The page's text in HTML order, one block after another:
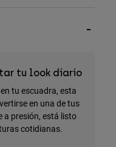
tu look diario
tu escuadra, esta
en una de tus
presión, está listo
cotidianas.